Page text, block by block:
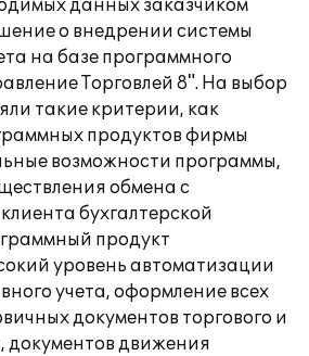
данных заказчиком
о внедрении системы
на базе программного
Торговлей 8". На выбор
такие критерии, как
продуктов фирмы
возможности программы,
обмена с
бухгалтерской
продукт
уровень автоматизации
учета, оформление всех
документов торгового и
документов движения